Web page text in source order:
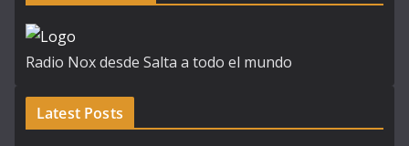
Radio Nox desde Salta a todo el mundo
Latest Posts